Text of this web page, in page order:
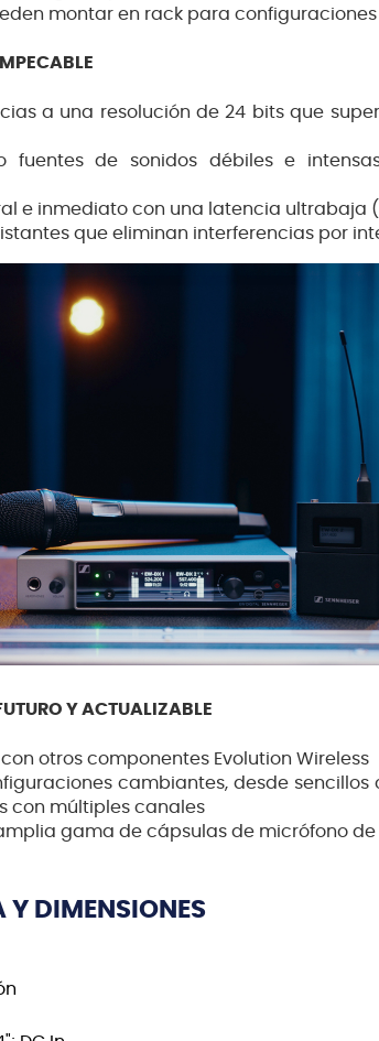
montar en rack para
a una resolución de 24 bits que
fuentes de sonidos débiles e
e inmediato con una latencia ultrabaja
que eliminan interferencias por
Y ACTUALIZABLE
otros componentes Evolution Wireless
cambiantes, desde sencillos
con múltiples canales
gama de cápsulas de micrófono de
Y DIMENSIONES